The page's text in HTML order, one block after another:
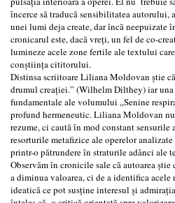
încerce să traducă sensibilitatea autorului,
unei lumi deja create, dar încă neepuizate
cronicarul este, dacă vreți, un fel de co-
lumineze acele zone fertile ale textului
conștiința cititorului.
Distinsa scriitoare Liliana Moldovan știe
drumul creației.” (Wilhelm Dilthey) iar
fundamentale ale volumului „Senine
profund hermeneutic. Liliana Moldovan nu
rezume, ci caută în mod constant
resorturile metafizice ale operelor
printr-o pătrundere în straturile adânci ale
Observăm în cronicile sale că autoarea
a diminua valoarea, ci de a identifica acele
ideatică ce pot susține interesul și